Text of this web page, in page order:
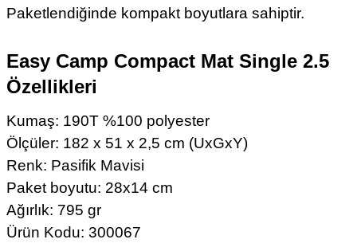
Paketlendiğinde kompakt boyutlara sahiptir.
Easy Camp Compact Mat Single 2.5
Özellikleri
Kumaş: 190T %100 polyester
Ölçüler: 182 x 51 x 2,5 cm (UxGxY)
Renk: Pasifik Mavisi
Paket boyutu: 28x14 cm
Ağırlık: 795 gr
Ürün Kodu: 300067